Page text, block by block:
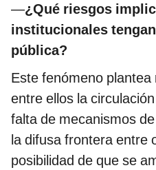
—¿Qué riesgos
institucionales
pública?
Este fenómeno
entre ellos la
falta de mecanismos
la difusa frontera entre
posibilidad de que se